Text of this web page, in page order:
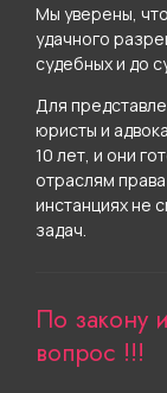
Мы уверены,
удачного
судебных и до
Для
юристы и
10 лет, и они
отраслям
инстанциях не
задач.
По закону
вопрос !!!